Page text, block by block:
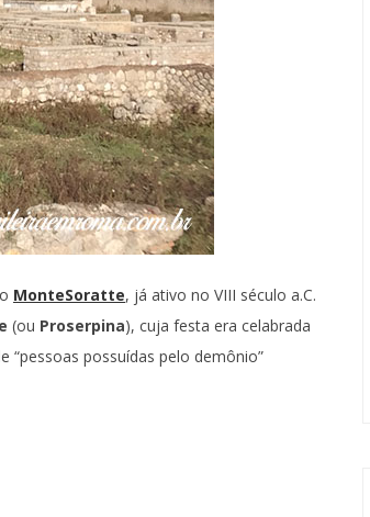
MonteSoratte, já ativo no VIII século a.C.
(ou Proserpina), cuja festa era celabrada
“pessoas possuídas pelo demônio”